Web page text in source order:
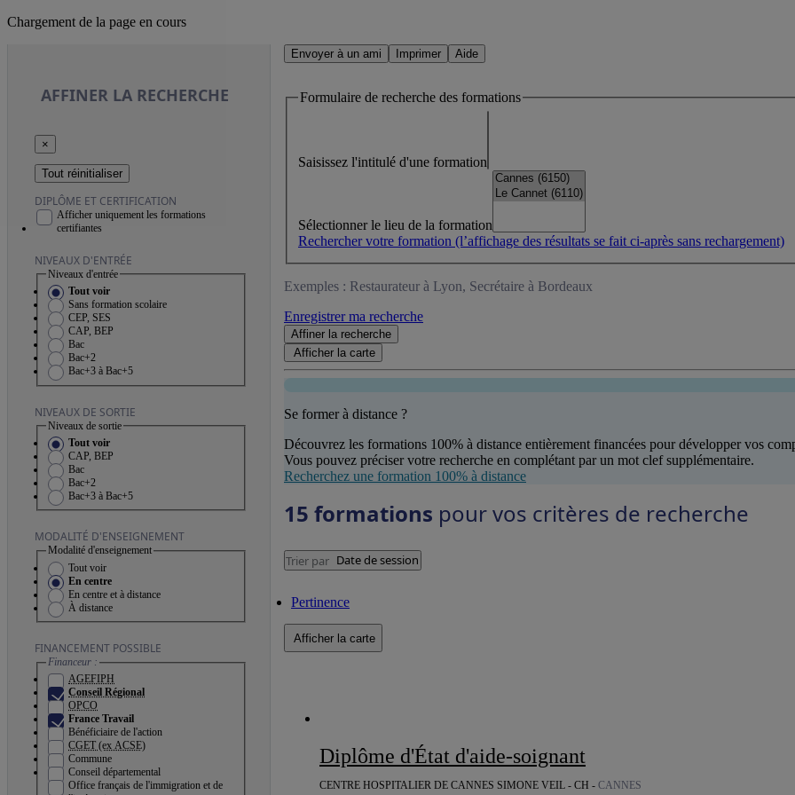
Chargement de la page en cours
AFFINER LA RECHERCHE
×
Tout réinitialiser
DIPLÔME ET CERTIFICATION
Afficher uniquement les formations
certifiantes
NIVEAUX D'ENTRÉE
Niveaux d'entrée
Tout voir
Sans formation scolaire
CEP, SES
CAP, BEP
Bac
Bac+2
Bac+3 à Bac+5
NIVEAUX DE SORTIE
Niveaux de sortie
Tout voir
CAP, BEP
Bac
Bac+2
Bac+3 à Bac+5
MODALITÉ D'ENSEIGNEMENT
Modalité d'enseignement
Tout voir
En centre
En centre et à distance
À distance
FINANCEMENT POSSIBLE
Financeur :
AGEFIPH
Conseil Régional
OPCO
France Travail
Bénéficiaire de l'action
CGET (ex ACSE)
Commune
Conseil départemental
Office français de l'immigration et de
Envoyer à un ami Imprimer Aide
Formulaire de recherche des formations
Saisissez l'intitulé d'une formation
Sélectionner le lieu de la formation
Rechercher votre formation (l’affichage des résultats se fait ci-après sans rechargement)
Exemples : Restaurateur à Lyon, Secrétaire à Bordeaux
Enregistrer ma recherche
Affiner la recherche
Afficher la carte
Se former à distance ?
Découvrez les formations 100% à distance entièrement financées pour développer vos
Vous pouvez préciser votre recherche en complétant par un mot clef supplémentaire.
Recherchez une formation 100% à distance
15 formations pour vos critères de recherche
Trier par Date de session
Pertinence
Afficher la carte
Diplôme d'État d'aide-soignant
CENTRE HOSPITALIER DE CANNES SIMONE VEIL - CH - CANNES